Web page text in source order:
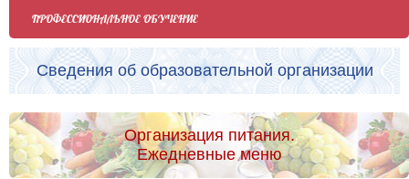
ПРОФЕССИОНАЛЬНОЕ ОБУЧЕНИЕ
Сведения об образовательной организации
Организация питания.
Ежедневные меню